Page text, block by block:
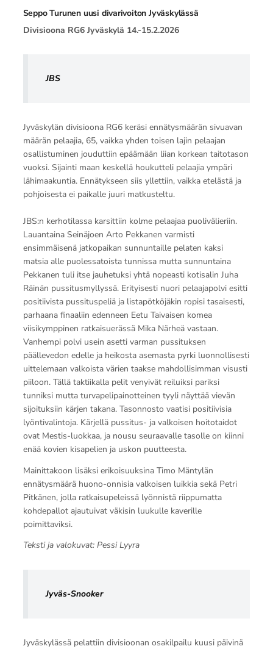
Seppo Turunen uusi divarivoiton Jyväskylässä
Divisioona RG6 Jyväskylä 14.-15.2.2026
JBS
Jyväskylän divisioona RG6 keräsi ennätysmäärän sivuavan
määrän pelaajia, 65, vaikka yhden toisen lajin pelaajan
osallistuminen jouduttiin epäämään liian korkean taitotason
vuoksi. Sijainti maan keskellä houkutteli pelaajia ympäri
lähimaakuntia. Ennätykseen siis yllettiin, vaikka etelästä ja
pohjoisesta ei paikalle juuri matkusteltu.
JBS:n kerhotilassa karsittiin kolme pelaajaa puolivälieriin.
Lauantaina Seinäjoen Arto Pekkanen varmisti
ensimmäisenä jatkopaikan sunnuntaille pelaten kaksi
matsia alle puolessatoista tunnissa mutta sunnuntaina
Pekkanen tuli itse jauhetuksi yhtä nopeasti kotisalin Juha
Räinän pussitusmyllyssä. Erityisesti nuori pelaajapolvi esitti
positiivista pussituspeliä ja listapötköjäkin ropisi tasaisesti,
parhaana finaaliin edenneen Eetu Taivaisen komea
viisikymppinen ratkaisuerässä Mika Närheä vastaan.
Vanhempi polvi usein asetti varman pussituksen
päällevedon edelle ja heikosta asemasta pyrki luonnollisesti
uittelemaan valkoista värien taakse mahdollisimman visusti
piiloon. Tällä taktiikalla pelit venyivät reiluiksi pariksi
tunniksi mutta turvapelipainotteinen tyyli näyttää vievän
sijoituksiin kärjen takana. Tasonnosto vaatisi positiivisia
lyöntivalintoja. Kärjellä pussitus- ja valkoisen hoitotaidot
ovat Mestis-luokkaa, ja nousu seuraavalle tasolle on kiinni
enää kovien kisapelien ja uskon puutteesta.
Mainittakoon lisäksi erikoisuuksina Timo Mäntylän
ennätysmäärä huono-onnisia valkoisen luikkia sekä Petri
Pitkänen, jolla ratkaisupeleissä lyönnistä riippumatta
kohdepallot ajautuivat väkisin luukulle kaverille
poimittaviksi.
Teksti ja valokuvat: Pessi Lyyra
Jyväs-Snooker
Jyväskylässä pelattiin divisioonan osakilpailu kuusi päivinä